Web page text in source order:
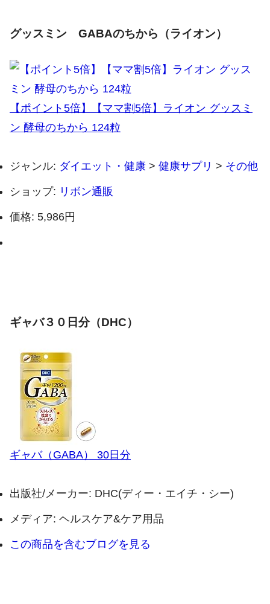
グッスミン GABAのちから（ライオン）
【ポイント5倍】【ママ割5倍】ライオン グッスミ
ン 酵母のちから 124粒
ジャンル: ダイエット・健康 > 健康サプリ > その他
ショップ: リボン通販
価格: 5,986円
ギャバ３０日分（DHC）
ギャバ（GABA） 30日分
出版社/メーカー: DHC(ディー・エイチ・シー)
メディア: ヘルスケア&ケア用品
この商品を含むブログを見る